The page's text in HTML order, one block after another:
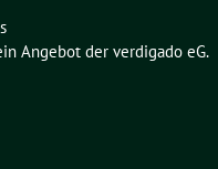
Angebot der verdigado eG.